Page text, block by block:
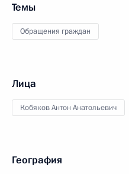
Темы
Обращения граждан
Лица
Кобяков Антон Анатольевич
География